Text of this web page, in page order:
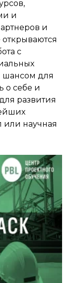
и
и
с
шансом для
о себе и
развития
или научная